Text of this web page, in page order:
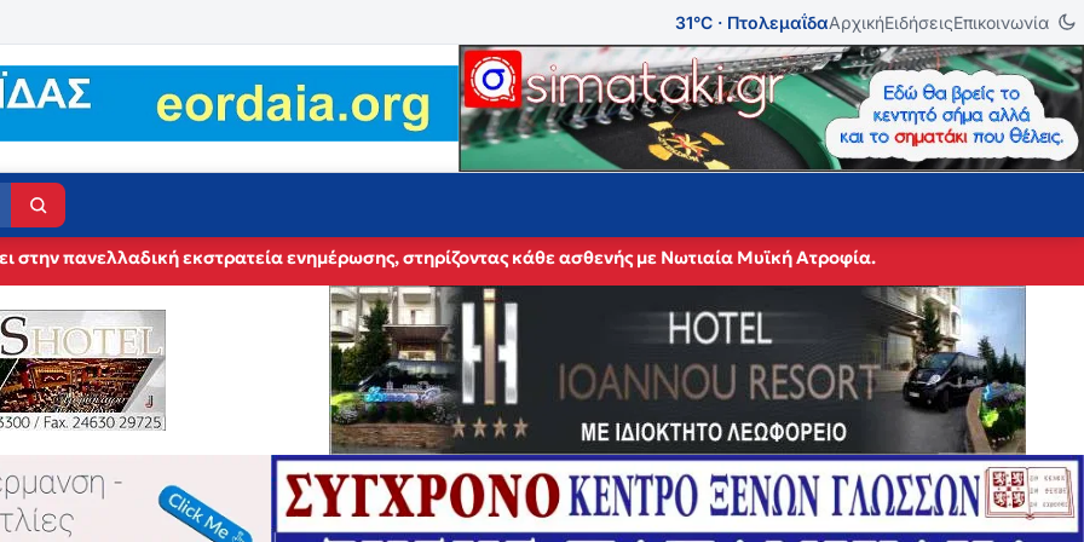
31°C · ΠτολεμαΐδαΑρχικήΕιδήσειςΕπικοινωνία
στην πανελλαδική εκστρατεία ενημέρωσης, στηρίζοντας κάθε ασθενής με Νωτιαία Μυϊκή Ατροφία.